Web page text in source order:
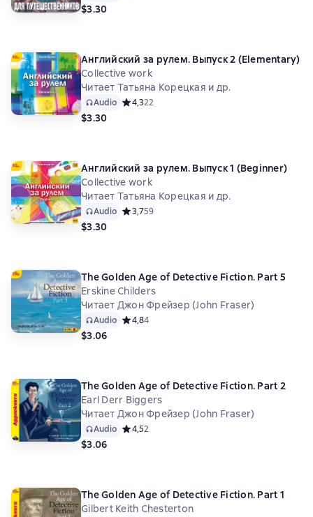
$3.30
Английский за рулем. Выпуск 2 (Elementary)
Collective work
Читает Татьяна Корецкая и др.
Audio Средний рейтинг 4,3 на основе 22 оценок
4,322
$3.30
Английский за рулем. Выпуск 1 (Beginner)
Collective work
Читает Татьяна Корецкая и др.
Audio Средний рейтинг 3,7 на основе 59 оценок
3,759
$3.30
The Golden Age of Detective Fiction. Part 5
Erskine Childers
Читает Джон Фрейзер (John Fraser)
Audio Средний рейтинг 4,8 на основе 4 оценок
4,84
$3.06
The Golden Age of Detective Fiction. Part 2
Earl Derr Biggers
Читает Джон Фрейзер (John Fraser)
Audio Средний рейтинг 4,5 на основе 2 оценок
4,52
$3.06
The Golden Age of Detective Fiction. Part 1
Gilbert Keith Chesterton